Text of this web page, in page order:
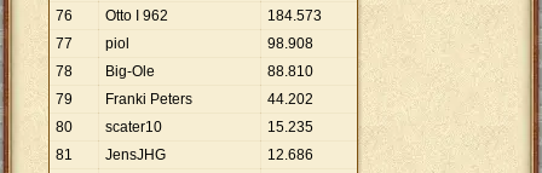
76
Otto I 962 184.573
77
piol 98.908
78
Big-Ole 88.810
79
Franki Peters 44.202
80
scater10 15.235
81
JensJHG 12.686